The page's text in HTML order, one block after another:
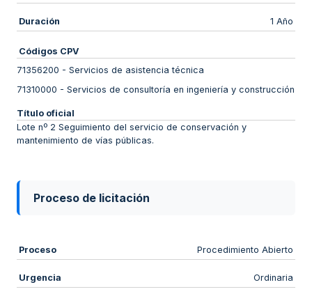
Duración 1 Año
Códigos CPV
71356200 - Servicios de asistencia técnica
71310000 - Servicios de consultoría en ingeniería y construcción
Título oficial
Lote nº 2 Seguimiento del servicio de conservación y
mantenimiento de vías públicas.
Proceso de licitación
Proceso Procedimiento Abierto
Urgencia Ordinaria